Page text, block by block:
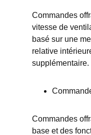
Commandes
vitesse de
basé sur une
relative
supplémentaire.
Commandes
base et des